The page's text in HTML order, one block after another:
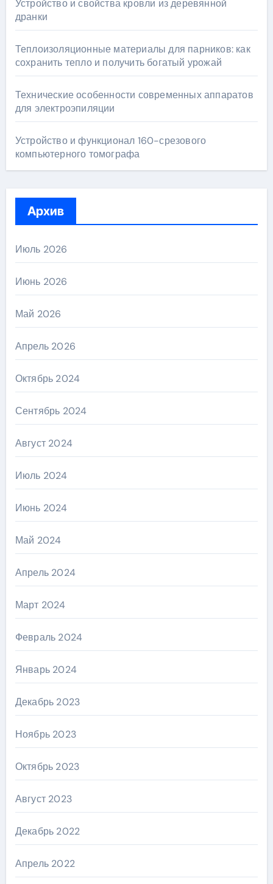
Устройство и свойства кровли из деревянной
дранки
Теплоизоляционные материалы для парников: как
сохранить тепло и получить богатый урожай
Технические особенности современных аппаратов
для электроэпиляции
Устройство и функционал 160-срезового
компьютерного томографа
Архив
Июль 2026
Июнь 2026
Май 2026
Апрель 2026
Октябрь 2024
Сентябрь 2024
Август 2024
Июль 2024
Июнь 2024
Май 2024
Апрель 2024
Март 2024
Февраль 2024
Январь 2024
Декабрь 2023
Ноябрь 2023
Октябрь 2023
Август 2023
Декабрь 2022
Апрель 2022